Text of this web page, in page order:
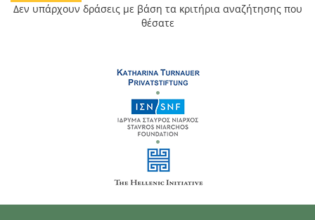
Δεν υπάρχουν δράσεις με βάση τα κριτήρια αναζήτησης που
θέσατε